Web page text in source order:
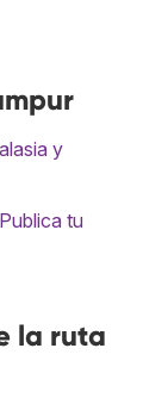
y
Publica tu
la ruta